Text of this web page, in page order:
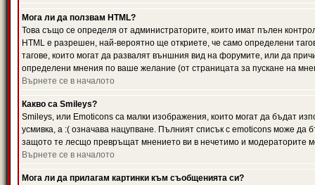
Мога ли да ползвам HTML?
Това също се определя от администраторите, които имат пълен
HTML е разрешен, най-вероятно ще откриете, че само определени
тагове, които могат да развалят външния вид на форумите, или да
определени мнения по ваше желание (от страницата за пускане на
Върнете се в началото
Какво са Smileys?
Smileys, или Emoticons са малки изображения, които могат да бъдат
усмивка, а :( означава нацупване. Пълният списък с emoticons може да
защото те лесщо превръщат мнението ви в нечетимо и модераторите
Върнете се в началото
Мога ли да прилагам картинки към съобщенията си?